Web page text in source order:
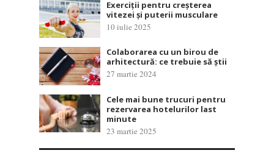
Exerciții pentru creșterea
vitezei și puterii musculare
10 iulie 2025
Colaborarea cu un birou de
arhitectură: ce trebuie să știi
27 martie 2024
Cele mai bune trucuri pentru
rezervarea hotelurilor last
minute
23 martie 2025